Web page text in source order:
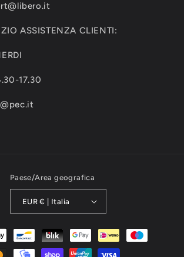
ASSISTENZA CLIENTI:
17.30
Paese/Area geografica
EUR € | Italia